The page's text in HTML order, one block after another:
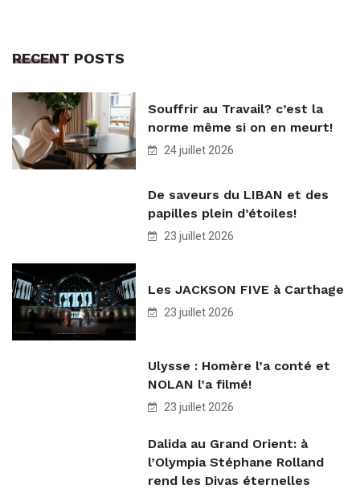
RECENT POSTS
Souffrir au Travail? c’est la
norme même si on en meurt!
24 juillet 2026
De saveurs du LIBAN et des
papilles plein d’étoiles!
23 juillet 2026
Les JACKSON FIVE à Carthage
23 juillet 2026
Ulysse : Homère l’a conté et
NOLAN l’a filmé!
23 juillet 2026
Dalida au Grand Orient: à
l’Olympia Stéphane Rolland
rend les Divas éternelles